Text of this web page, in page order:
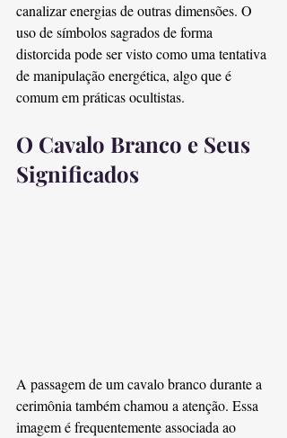
canalizar energias de outras dimensões. O
uso de símbolos sagrados de forma
distorcida pode ser visto como uma tentativa
de manipulação energética, algo que é
comum em práticas ocultistas.
O Cavalo Branco e Seus
Significados
A passagem de um cavalo branco durante a
cerimônia também chamou a atenção. Essa
imagem é frequentemente associada ao